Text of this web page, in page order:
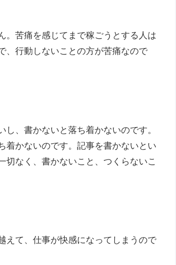
。苦痛を感じてまで稼ごうとする人は
、行動しないことの方が苦痛なので
、書かないと落ち着かないのです。
着かないのです。記事を書かないとい
なく、書かないこと、つくらないこ
えて、仕事が快感になってしまうので